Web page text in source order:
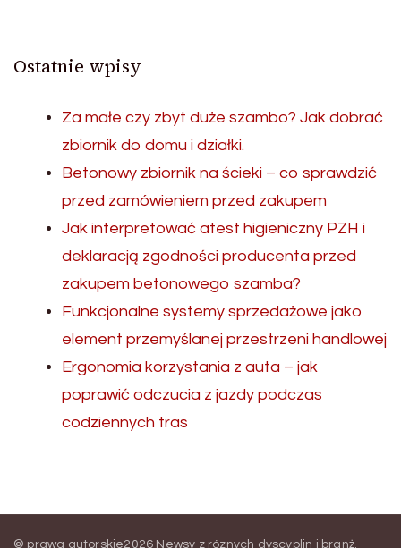
Ostatnie wpisy
Za małe czy zbyt duże szambo? Jak dobrać
zbiornik do domu i działki.
Betonowy zbiornik na ścieki – co sprawdzić
przed zamówieniem przed zakupem
Jak interpretować atest higieniczny PZH i
deklaracją zgodności producenta przed
zakupem betonowego szamba?
Funkcjonalne systemy sprzedażowe jako
element przemyślanej przestrzeni handlowej
Ergonomia korzystania z auta – jak
poprawić odczucia z jazdy podczas
codziennych tras
© prawa autorskie2026 Newsy z róznych dyscyplin i branż.